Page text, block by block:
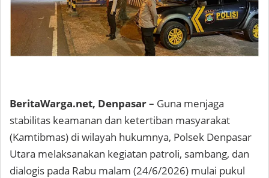
BeritaWarga.net, Denpasar – Guna menjaga
stabilitas keamanan dan ketertiban masyarakat
(Kamtibmas) di wilayah hukumnya, Polsek Denpasar
Utara melaksanakan kegiatan patroli, sambang, dan
dialogis pada Rabu malam (24/6/2026) mulai pukul